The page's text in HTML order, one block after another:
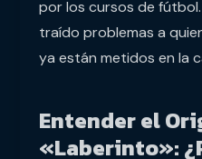
por los cursos de
traído problemas a
ya están metidos en la
Entender el
«Laberinto»: